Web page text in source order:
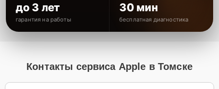
до 3 лет
гарантия на работы
30 мин
бесплатная диагностика
Контакты сервиса Apple в Томске